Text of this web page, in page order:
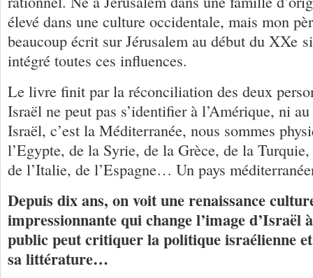
élevé dans une culture occidentale, mais mon
beaucoup écrit sur Jérusalem au début du XXe
intégré toutes ces influences.
Le livre finit par la réconciliation des deux
Israël ne peut pas s’identifier à l’Amérique, ni
Israël, c’est la Méditerranée, nous sommes
l’Egypte, de la Syrie, de la Grèce, de la
de l’Italie, de l’Espagne… Un pays
Depuis dix ans, on voit une renaissance
impressionnante qui change l’image d’Israël
public peut critiquer la politique israélienne
sa littérature…